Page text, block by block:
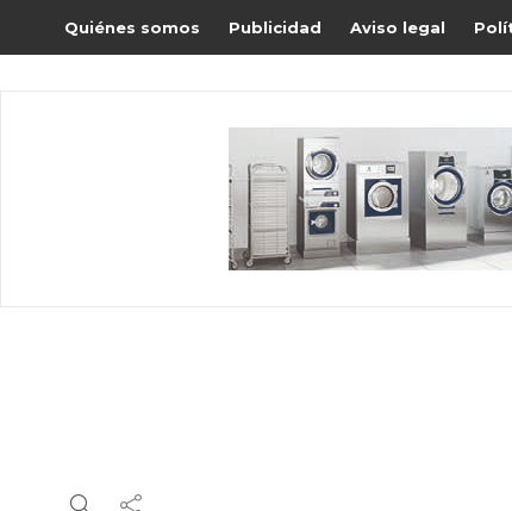
Quiénes somos Publicidad Aviso legal